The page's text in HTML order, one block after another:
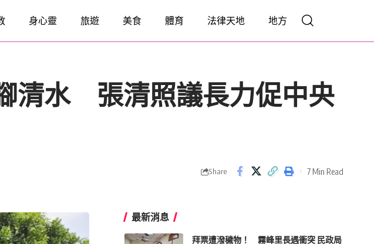
身心靈 旅遊 美食 體育 法律天地 地方
清水 張清照議長力促中央
Share 7 Min Read
最新消息
拜票遭潑穢物！ 霧峰里長遇衝突 民政局